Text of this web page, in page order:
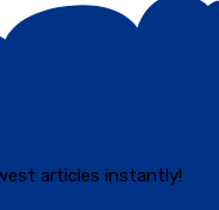
articles instantly!